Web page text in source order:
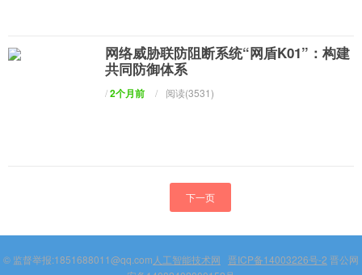
网络威胁联防阻断系统“网盾K01”：构建
共同防御体系
/2个月前 / 阅读(3531)
下一页
© 监督举报:1851688011@qq.com 人工智能技术网 晋ICP备14003226号-2 晋公网